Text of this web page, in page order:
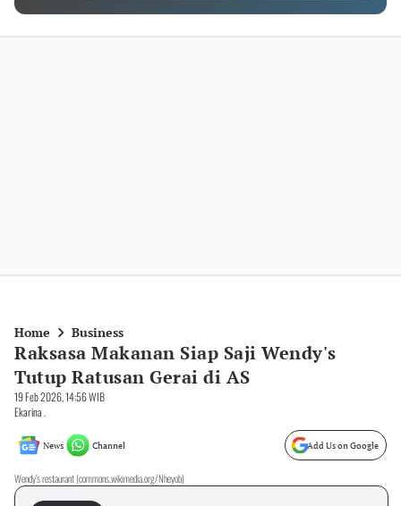
Home Business
Raksasa Makanan Siap Saji Wendy's
Tutup Ratusan Gerai di AS
19 Feb 2026, 14:56 WIB
Ekarina .
News Channel Add Us on Google
Wendy's restaurant (commons.wikimedia.org/Nheyob)